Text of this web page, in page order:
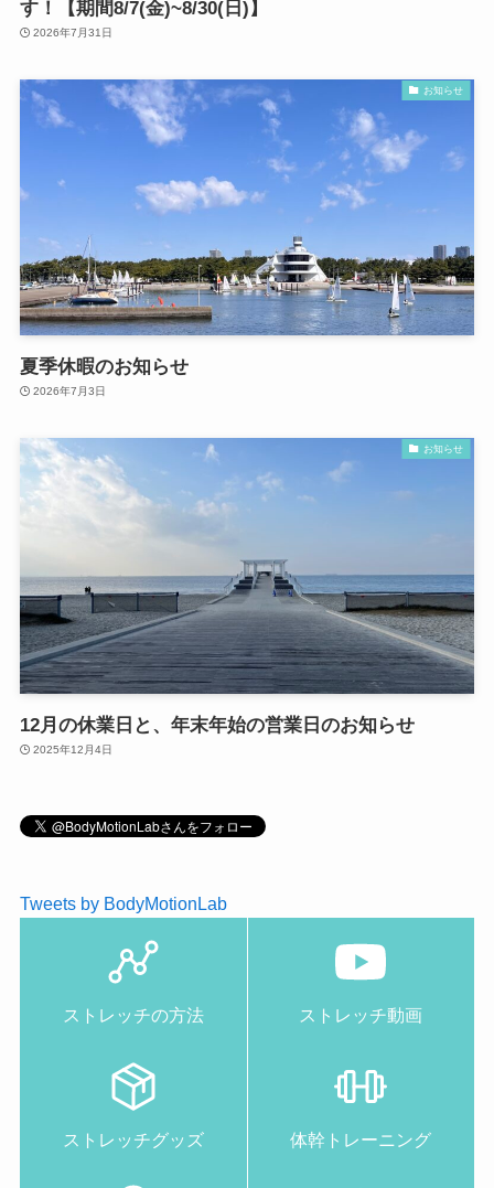
す！【期間8/7(金)~8/30(日)】
2026年7月31日
お知らせ
夏季休暇のお知らせ
2026年7月3日
お知らせ
12月の休業日と、年末年始の営業日のお知らせ
2025年12月4日
Tweets by BodyMotionLab
ストレッチの方法 ストレッチ動画
ストレッチグッズ 体幹トレーニング